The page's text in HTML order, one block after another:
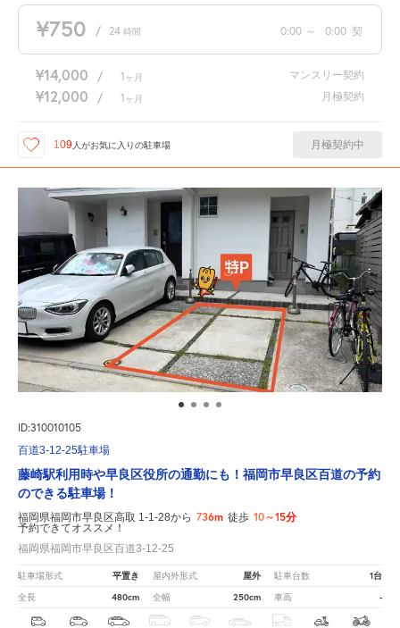
¥750 / 24 時間 0:00 ～ 0:00 契
¥14,000 / 1 ヶ月 マンスリー契約
¥12,000 / 1 ヶ月 月極契約
109人がお気に入りの駐車場 月極契約中
ID:310010105
百道3-12-25駐車場
藤崎駅利用時や早良区役所の通勤にも！福岡市早良区百道の予約
のできる駐車場！
福岡県福岡市早良区高取 1-1-28から 736m 徒歩 10～15分
予約できてオススメ！
福岡県福岡市早良区百道3-12-25
駐車場形式 平置き 屋内外形式 屋外 駐車台数 1台
全長 480cm 全幅 250cm 車高 -